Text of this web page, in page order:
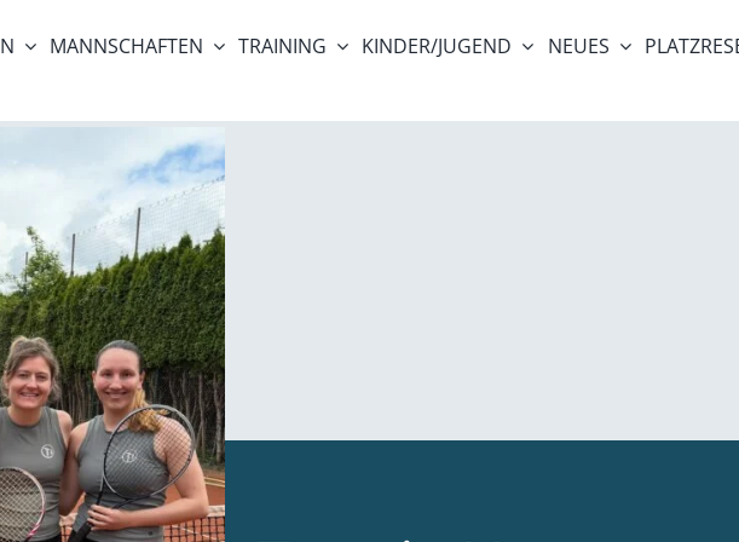
MANNSCHAFTEN TRAINING KINDER/JUGEND NEUES